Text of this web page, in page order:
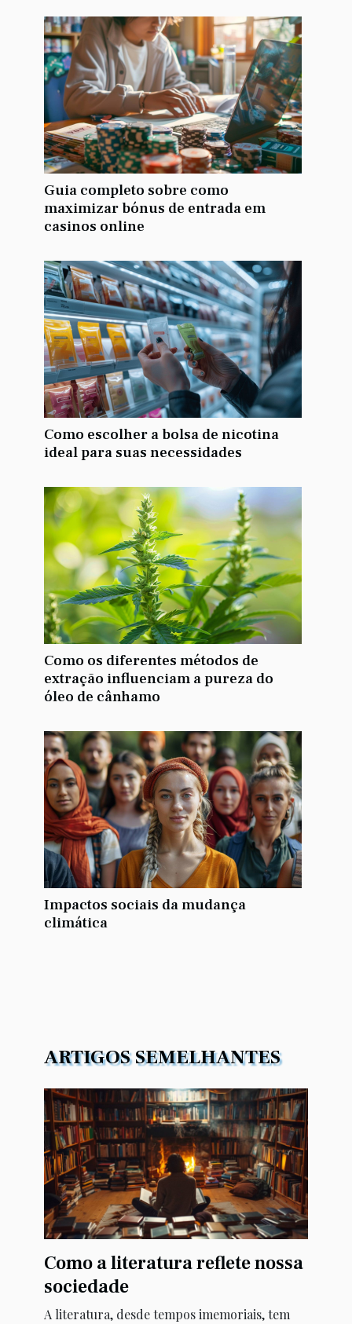
Guia completo sobre como
maximizar bónus de entrada em
casinos online
Como escolher a bolsa de nicotina
ideal para suas necessidades
Como os diferentes métodos de
extração influenciam a pureza do
óleo de cânhamo
Impactos sociais da mudança
climática
ARTIGOS SEMELHANTES
Como a literatura reflete nossa
sociedade
A literatura, desde tempos imemoriais, tem